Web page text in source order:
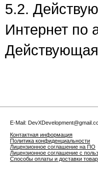
5.2.
Интернет по
E-Mail:
Контактная информация
Политика конфиденциальности
Лицензионное соглашение на ПО
Лицензионное соглашение с
Способы оплаты и доставки